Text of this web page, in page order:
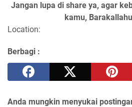
Jangan lupa di share ya, agar
kamu,
Location:
Berbagi :
Anda mungkin menyukai